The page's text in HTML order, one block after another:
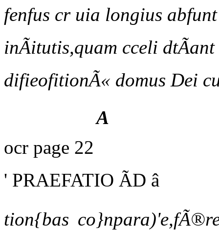
fenfus cr uia longius
inÃitutis,quam cceli dtÃant
difieofitionÃ« domus Dei
A
ocr page 22
' PRAEFATIO ÃD â
tion{bas